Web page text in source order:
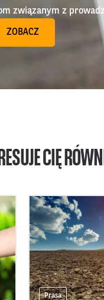
związanym z
ZOBACZ
CIĘ
Prasa